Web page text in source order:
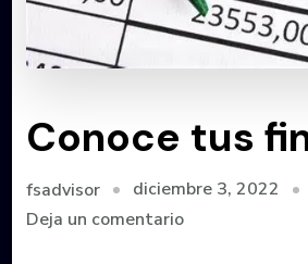
Conoce tus
fsadvisor
diciembre 3, 2022
Deja un comentarioen